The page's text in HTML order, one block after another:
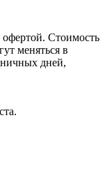
Стоимость
меняться в
дней,